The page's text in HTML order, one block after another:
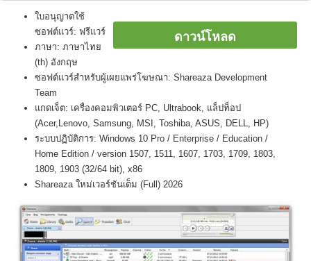
ดาวน์โหลด
ใบอนุญาตใช้
ซอฟต์แวร์: ฟรีแวร์
ภาษา: ภาษาไทย
(th) อังกฤษ
ซอฟต์แวร์สำหรับผู้เผยแพร่โฆษณา: Shareaza Development
Team
แกดเจ็ต: เครื่องคอมพิวเตอร์ PC, Ultrabook, แล็ปท็อป
(Acer,Lenovo, Samsung, MSI, Toshiba, ASUS, DELL, HP)
ระบบปฏิบัติการ: Windows 10 Pro / Enterprise / Education /
Home Edition / version 1507, 1511, 1607, 1703, 1709, 1803,
1809, 1903 (32/64 bit), x86
Shareaza ใหม่เวอร์ชันเต็ม (Full) 2026